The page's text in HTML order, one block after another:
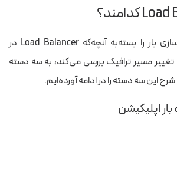
ما می‌توانیم متعادل‌سازی بار را بسته‌به آنچه‌که Load Balancer در
مسیر ترافیک بررسی می‌کند، به سه دسته
این سه دسته را در ادامه آورده‌ایم.